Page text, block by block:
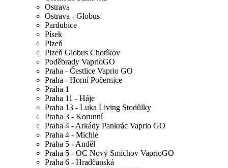
Ostrava
Ostrava - Globus
Pardubice
Písek
Plzeň
Plzeň Globus Chotíkov
Poděbrady VaprioGO
Praha - Čestlice Vaprio GO
Praha - Horní Počernice
Praha 1
Praha 11 - Háje
Praha 13 - Luka Living Stodůlky
Praha 3 - Korunní
Praha 4 - Arkády Pankrác Vaprio GO
Praha 4 - Michle
Praha 5 - Anděl
Praha 5 - OC Nový Smíchov VaprioGO
Praha 6 - Hradčanská